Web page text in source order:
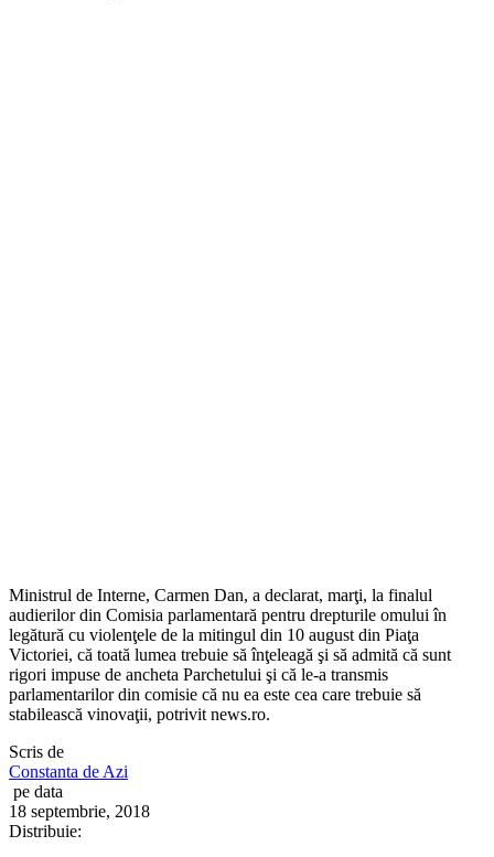
Ministrul de Interne, Carmen Dan, a declarat, marţi, la finalul
audierilor din Comisia parlamentară pentru drepturile omului în
legătură cu violenţele de la mitingul din 10 august din Piaţa
Victoriei, că toată lumea trebuie să înţeleagă şi să admită că sunt
rigori impuse de ancheta Parchetului şi că le-a transmis
parlamentarilor din comisie că nu ea este cea care trebuie să
stabilească vinovaţii, potrivit news.ro.
Scris de
Constanta de Azi
pe data
18 septembrie, 2018
Distribuie: